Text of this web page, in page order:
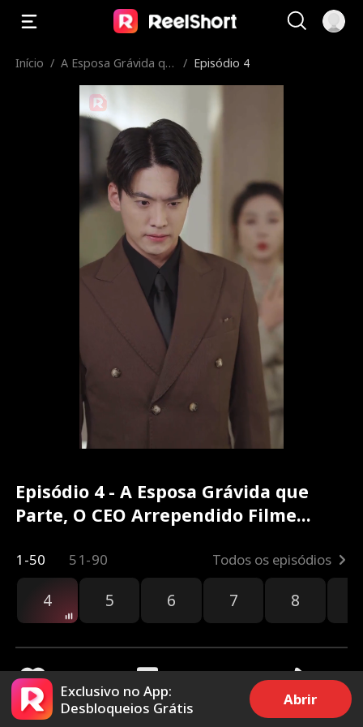
Início / A Esposa Grávida qu
endido
/ Episódio 4
Episódio 4 - A Esposa Grávida que
Parte, O CEO Arrependido Filme
1-50 51-90 Todos os episódios
4 5 6 7 8
2.3k 24.5k Compartilhar
Exclusivo no App:
Desbloqueios Grátis
Abrir